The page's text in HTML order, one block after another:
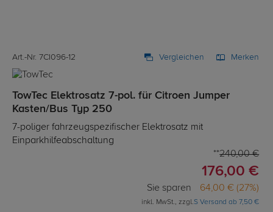
Art.-Nr. 7CI096-12 Vergleichen Merken
TowTec Elektrosatz 7-pol. für Citroen Jumper
Kasten/Bus Typ 250
7-poliger fahrzeugspezifischer Elektrosatz mit
Einparkhilfeabschaltung
240,00 €
176,00 €
Sie sparen 64,00 € (27%)
inkl. MwSt., zzgl.S Versand ab 7,50 €